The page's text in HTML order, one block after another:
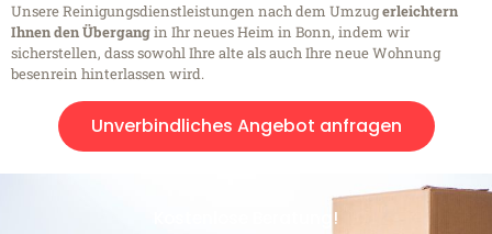
Unsere Reinigungsdienstleistungen nach dem Umzugerleichtern
Ihnen den Übergangin Ihr neues Heim in Bonn, indem wir
sicherstellen, dass sowohl Ihre alte als auch Ihre neue Wohnung
besenrein hinterlassen wird.
Unverbindliches Angebot anfragen
Kostenlose Beratung!